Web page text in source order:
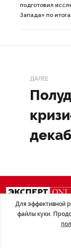
Запада
Аналитический
подготовил
Запада» по
ДАЛЕЕ
Для эффективной
файлы куки.